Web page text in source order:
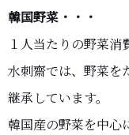
韓国野菜・・・
１人当たりの野菜消
水刺齋では、野菜を
継承しています。
韓国産の野菜を中心